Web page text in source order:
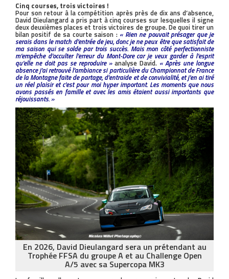
Cinq courses, trois victoires !
Pour son retour à la compétition après près de dix ans d’absence,
David Dieulangard a pris part à cinq courses sur lesquelles il signe
deux deuxièmes places et trois victoires de groupe. De quoi tirer un
bilan positif de sa courte saison : « Rien ne pouvait présager que je
serais dans le match d’entrée de jeu, donc je ne peux être que satisfait de
ma saison qui se solde par trois succès. Mais mon côté perfectionniste
m’empêche d’occulter l’erreur du Mont-Dore car je veux garder à l’esprit
qu’elle ne doit pas se reproduire »analyse David. « Après une longue
absence j’ai retrouvé l’ambiance si particulière du Championnat de France
de la Montagne faite de partage, d’entraide et de convivialité, et j’en ai tiré
un réel plaisir et c’est pour moi hyper important. Les moments que nous
avons passés en famille et avec les amis étaient aussi importants que
réjouissants. »
En 2026, David Dieulangard sera un prétendant au
Trophée FFSA du groupe A et au Challenge Open
A/5 avec sa Supercopa MK3